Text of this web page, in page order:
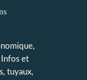
Infos et
tuyaux,